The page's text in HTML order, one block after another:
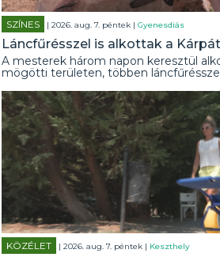
SZÍNES | 2026. aug. 7. péntek |Gyenesdiás
Láncfűrésszel is alkottak a
A mesterek három napon keresztül
mögötti területen, többen
KÖZÉLET | 2026. aug. 7. péntek | Keszthely